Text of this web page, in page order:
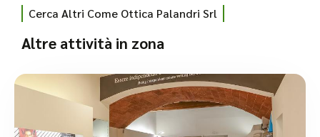
Cerca Altri Come Ottica Palandri Srl
Altre attività in zona